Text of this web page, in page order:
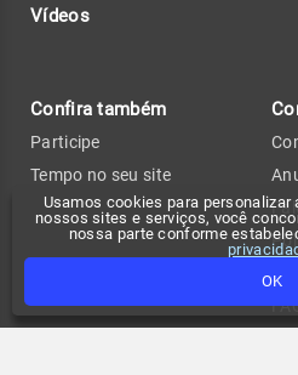
Usamos cookies para
nossos sites e serviços, você
nossa parte conforme
OK
Vídeos
Confira também
Participe
Tempo no seu site